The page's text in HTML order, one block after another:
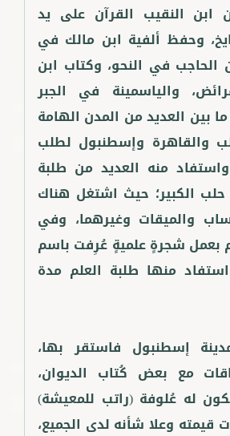
ابن النقيب القرآن على يد
وحفظ ألفية ابن مالك في
الحاجب في النحو، وكتاب ابن
والياسمينة في الجبر
ما بين العديد من المدن الهامة
والقاهرة وإسطنبول لطلب
منه العديد من طلبة
الكبير؛ حيث اشتغل هناك
والميقات وغيرهما، وفي
بعمل شجرةٍ علميةٍ عُرِفت باسم
منها طلبة العلم مدة
إسطنبول فاستقر بها،
مع بعض كُتاب الديوان،
له عُلوفة (راتب للمعيشة)
وعلا شأنه لدى الجميع،